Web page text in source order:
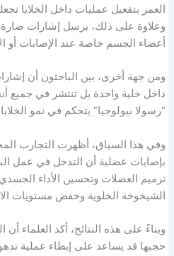
العمر بتفعيل عمليات داخل الخلايا
وعلاوة على ذلك، يرسل إشارات
أعضاء الجسم خاصة عند الإصابات أو
ومن جهة أخرى، بين الباحثون أن
داخل خلية واحدة بل تنتشر في جميع
“رسولا بيولوجيا” يتحكم في نمو
وفي هذا السياق، أظهرت التجارب
بإصابات عضلية أن التدخل في عمل
ترميم العضلات وتحسين الأداء
الشيخوخة الخلوية وخفض مستويات
وبناءً على هذه النتائج، أكد العلماء
حجبها قد يساعد على إبطاء عملية